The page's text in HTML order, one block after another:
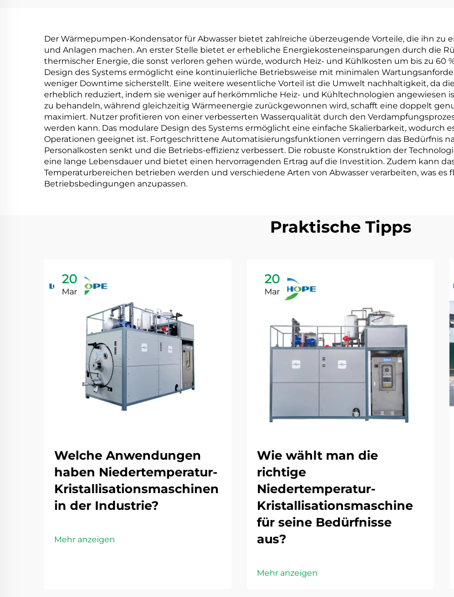
Verdampfer
Kristallisationsausrüstung
Der Wärmepumpen-Kondensator für Abwasser bietet zahlreiche überzeugende Vorteile, die ihn
und Anlagen machen. An erster Stelle bietet er erhebliche Energiekosteneinsparungen durch die
thermischer Energie, die sonst verloren gehen würde, wodurch Heiz- und Kühlkosten um bis zu 60
Design des Systems ermöglicht eine kontinuierliche Betriebsweise mit minimalen
weniger Downtime sicherstellt. Eine weitere wesentliche Vorteil ist die Umwelt nachhaltigkeit, da
erheblich reduziert, indem sie weniger auf herkömmliche Heiz- und Kühltechnologien angewiesen
zu behandeln, während gleichzeitig Wärmeenergie zurückgewonnen wird, schafft eine doppelt
maximiert. Nutzer profitieren von einer verbesserten Wasserqualität durch den
werden kann. Das modulare Design des Systems ermöglicht eine einfache Skalierbarkeit, wodurch
Operationen geeignet ist. Fortgeschrittene Automatisierungsfunktionen verringern das Bedürfnis
Personalkosten senkt und die Betriebs-effizienz verbessert. Die robuste Konstruktion der
eine lange Lebensdauer und bietet einen hervorragenden Ertrag auf die Investition. Zudem kann
Temperaturbereichen betrieben werden und verschiedene Arten von Abwasser verarbeiten, was es
Betriebsbedingungen anzupassen.
Praktische Tipps
20
Mar
Welche Anwendungen
haben Niedertemperatur-
Kristallisationsmaschinen
in der Industrie?
Mehr anzeigen
20
Mar
Wie wählt man die
richtige
Niedertemperatur-
Kristallisationsmaschine
für seine Bedürfnisse
aus?
Mehr anzeigen